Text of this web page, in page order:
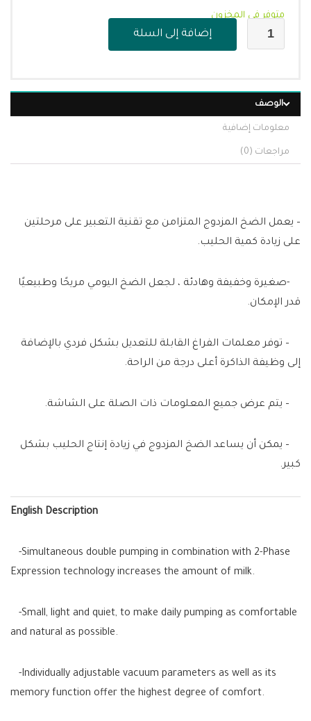
متوفر في المخزون
إضافة إلى السلة
الوصف
معلومات إضافية
مراجعات (0)
– يعمل الضخ المزدوج المتزامن مع تقنية التعبير على مرحلتين
على زيادة كمية الحليب.
-صغيرة وخفيفة وهادئة ، لجعل الضخ اليومي مريحًا وطبيعيًا
قدر الإمكان.
– توفر معلمات الفراغ القابلة للتعديل بشكل فردي بالإضافة
إلى وظيفة الذاكرة أعلى درجة من الراحة.
– يتم عرض جميع المعلومات ذات الصلة على الشاشة.
– يمكن أن يساعد الضخ المزدوج في زيادة إنتاج الحليب بشكل
كبير.
English Description
-Simultaneous double pumping in combination with 2-Phase
Expression technology increases the amount of milk.
-Small, light and quiet, to make daily pumping as comfortable
and natural as possible.
-Individually adjustable vacuum parameters as well as its
memory function offer the highest degree of comfort.